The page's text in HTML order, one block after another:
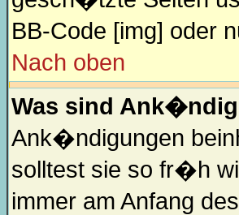
BB-Code [img] oder
Nach oben
Was sind
Ank�ndigungen
solltest sie so fr�h
immer am Anfang